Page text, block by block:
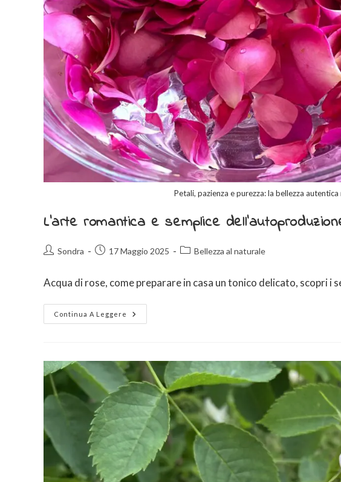
Petali, pazienza e purezza: la bellezza
L’arte romantica e semplice
Sondra 17 Maggio 2025 Bellezza al naturale
Acqua di rose, come preparare in casa un tonico delicato, scopri
Continua A Leggere